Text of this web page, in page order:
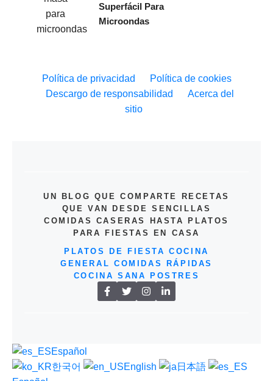
Superfácil Para
Microondas
Política de privacidad
Política de cookies
Descargo de responsabilidad
Acerca del
sitio
UN BLOG QUE COMPARTE RECETAS
QUE VAN DESDE SENCILLAS
COMIDAS CASERAS HASTA PLATOS
PARA FIESTAS EN CASA
PLATOS DE FIESTA
COCINA
GENERAL COMIDAS RÁPIDAS
COCINA SANA
POSTRES
Español
한국어
English
日本語